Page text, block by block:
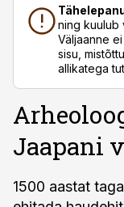
ning kuulub
Väljaanne
sisu,
allikatega
Jaapani
1500 aastat